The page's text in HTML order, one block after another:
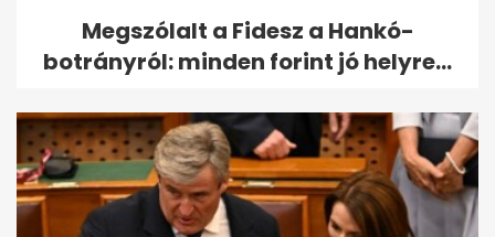
Megszólalt a Fidesz a Hankó-
botrányról: minden forint jó helyre...